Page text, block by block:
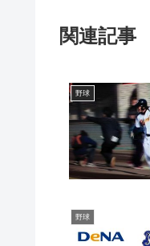
関連記事
野球
野球